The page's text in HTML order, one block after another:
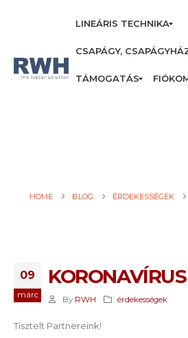
LINEÁRIS TECHNIKA
CSAPÁGY,
TÁMOGATÁS
HOME BLOG ÉRDEKESSÉGEK
09
márc By RWH érdekességek
Tisztelt Partnereink!